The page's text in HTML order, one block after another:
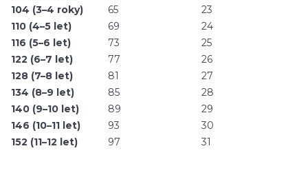
104 (3–4 roky)
65
23
110 (4–5 let)
69
24
116 (5–6 let)
73
25
122 (6–7 let)
77
26
128 (7–8 let)
81
27
134 (8–9 let)
85
28
140 (9–10 let)
89
29
146 (10–11 let)
93
30
152 (11–12 let)
97 31